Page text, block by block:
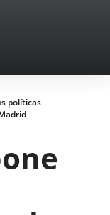
políticas